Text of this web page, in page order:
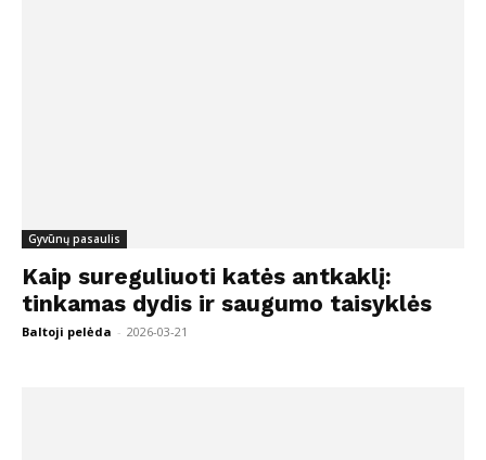
Gyvūnų pasaulis
Kaip sureguliuoti katės antkaklį:
tinkamas dydis ir saugumo taisyklės
Baltoji pelėda - 2026-03-21